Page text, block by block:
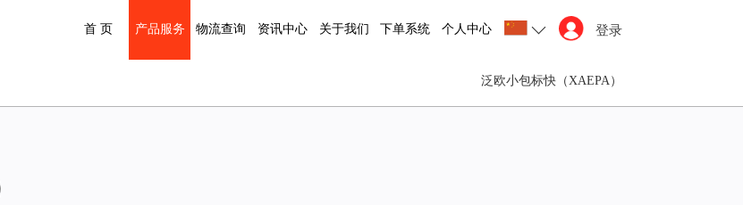
首 页 产品服务 物流查询 资讯中心 关于我们 下单系统 个人中心 登录
泛欧小包标快（XAEPA）